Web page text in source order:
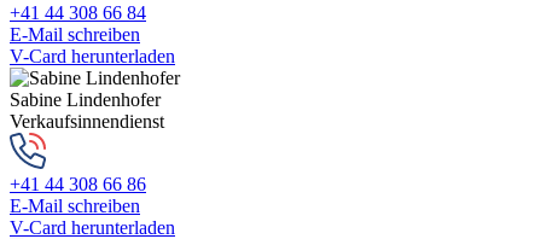
+41 44 308 66 84
E-Mail schreiben
V-Card herunterladen
Sabine Lindenhofer
Verkaufsinnendienst
+41 44 308 66 86
E-Mail schreiben
V-Card herunterladen